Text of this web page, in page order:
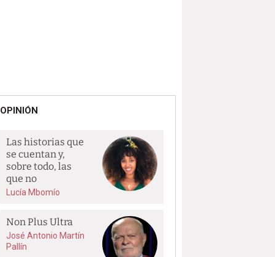
OPINIÓN
Las historias que
se cuentan y,
sobre todo, las
que no
Lucía Mbomío
Non Plus Ultra
José Antonio Martín
Pallín